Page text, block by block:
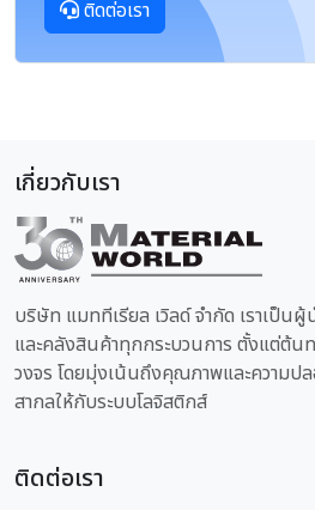
ติดต่อเรา
เกี่ยวกับเรา
บริษัท แมททีเรียล เวิลด์ จำกัด เราเป็น
และคลังสินค้าทุกกระบวนการ ตั้งแต่ต้น
วงจร โดยมุ่งเน้นถึงคุณภาพและความป
สากลให้กับระบบโลจิสติกส์
ติดต่อเรา